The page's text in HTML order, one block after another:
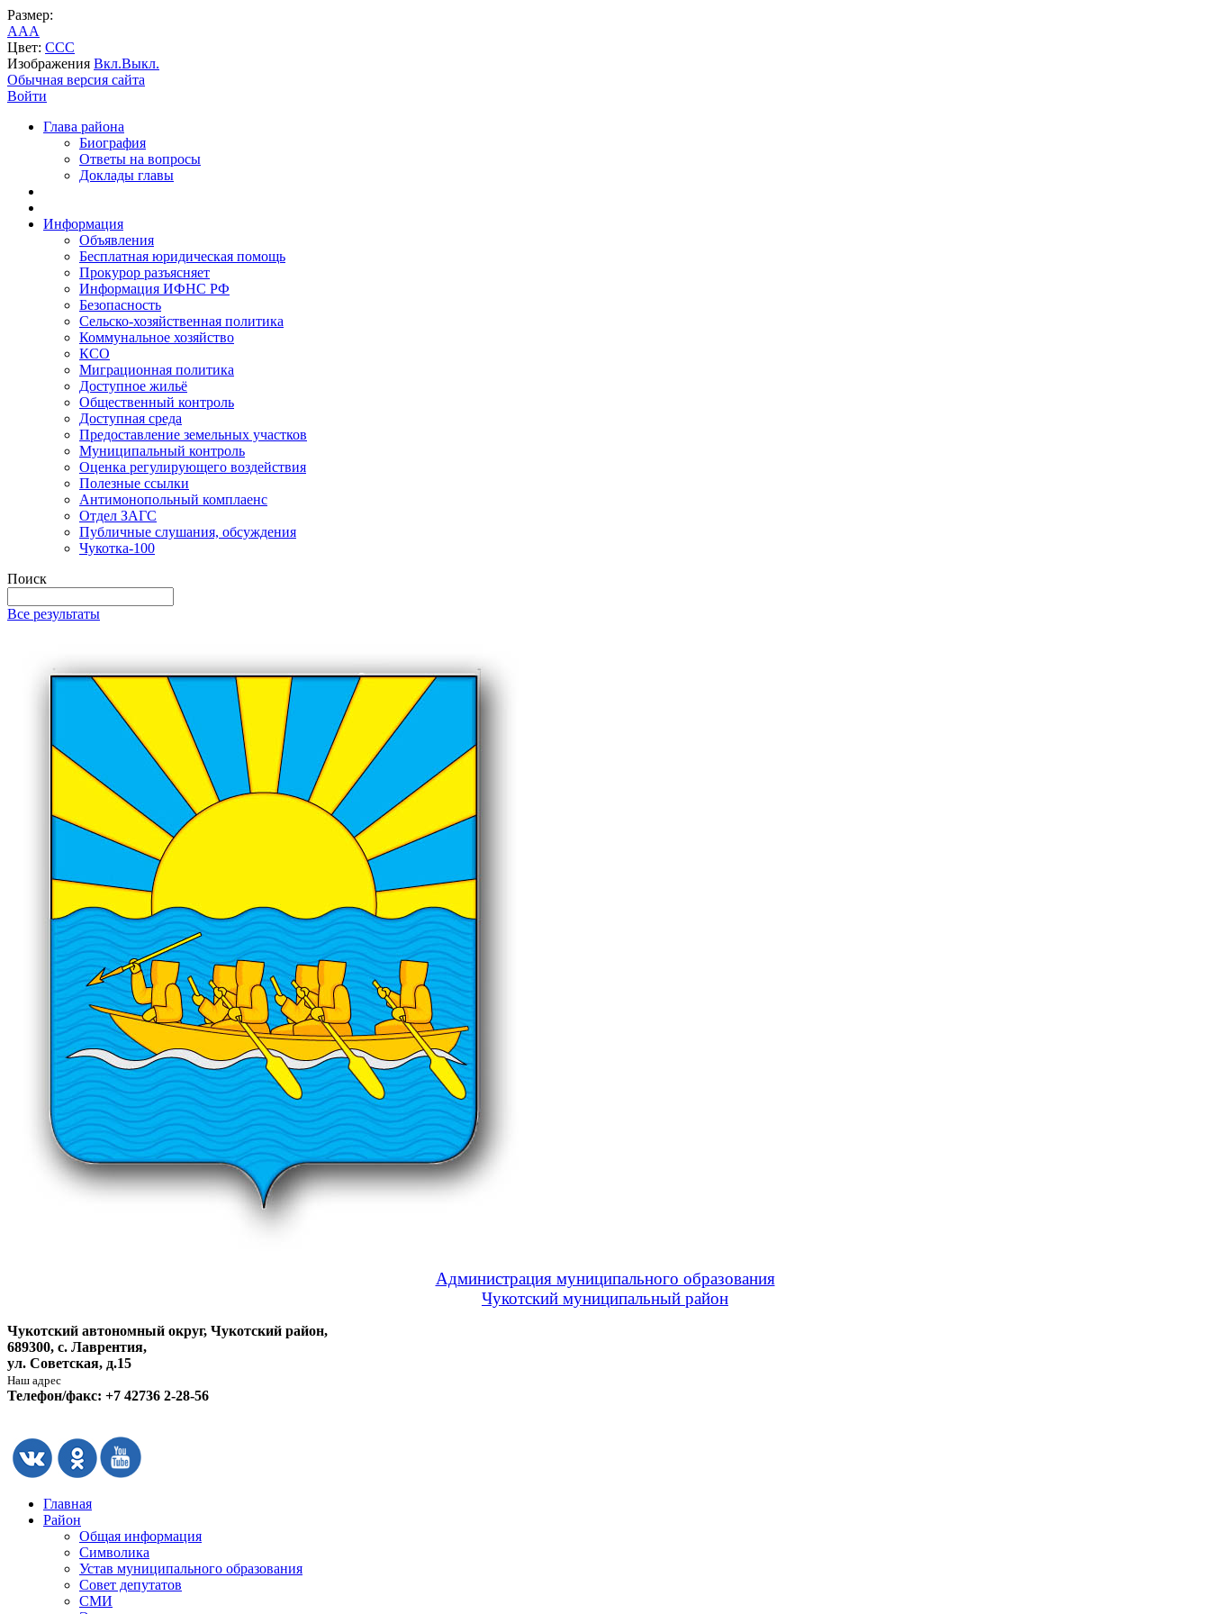
Размер:
AAA
Цвет: CCC
Изображения Вкл.Выкл.
Обычная версия сайта
Войти
Глава района
Биография
Ответы на вопросы
Доклады главы
Информация
Объявления
Бесплатная юридическая помощь
Прокурор разъясняет
Информация ИФНС РФ
Безопасность
Сельско-хозяйственная политика
Коммунальное хозяйство
КСО
Миграционная политика
Доступное жильё
Общественный контроль
Доступная среда
Предоставление земельных участков
Муниципальный контроль
Оценка регулирующего воздействия
Полезные ссылки
Антимонопольный комплаенс
Отдел ЗАГС
Публичные слушания, обсуждения
Чукотка-100
Поиск
Все результаты
Администрация муниципального образования
Чукотский муниципальный район
Чукотский автономный округ, Чукотский район,
689300, с. Лаврентия,
ул. Советская, д.15
Наш адрес
Телефон/факс: +7 42736 2-28-56
Главная
Район
Общая информация
Символика
Устав муниципального образования
Совет депутатов
СМИ